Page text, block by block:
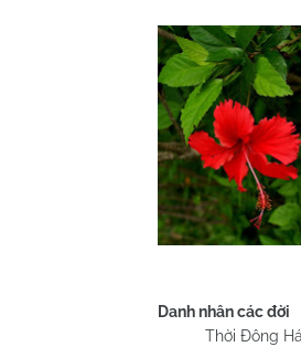
Danh nhân các đời
Thời Đông Hán